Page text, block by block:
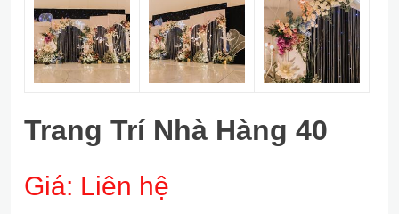
Trang Trí Nhà Hàng 40
Giá: Liên hệ